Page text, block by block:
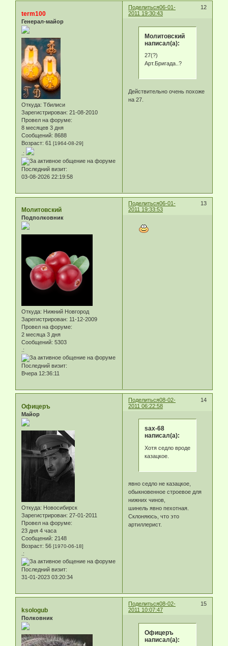
Поделиться 12
06-01-
2011 19:30:43
term100
Генерал-майор
Откуда: Тбилиси
Зарегистрирован: 21-08-2010
Провел на форуме:
8 месяцев 3 дня
Сообщений: 8688
Возраст: 61 [1964-08-29]
.:
Последний визит:
03-08-2026 22:19:58
Молитовский
написал(а):
27(?)
Арт.Бригада..?
Действительно очень похоже
на 27.
Поделиться 13
06-01-
2011 19:33:53
Молитовский
Подполковник
Откуда: Нижний Новгород
Зарегистрирован: 11-12-2009
Провел на форуме:
2 месяца 3 дня
Сообщений: 5303
.:
Последний визит:
Вчера 12:36:11
Поделиться 14
08-02-
2011 06:22:58
Офицеръ
Майор
Откуда: Новосибирск
Зарегистрирован: 27-01-2011
Провел на форуме:
23 дня 4 часа
Сообщений: 2148
Возраст: 56 [1970-06-18]
.:
Последний визит:
31-01-2023 03:20:34
sax-68
написал(а):
Хотя седло вроде
казацкое.
явно седло не казацкое,
обыкновенное строевое для
нижних чинов,
шинель явно пехотная.
Склоняюсь, что это
артиллерист.
Поделиться 15
08-02-
2011 10:07:47
ksologub
Полковник
Офицеръ
написал(а):